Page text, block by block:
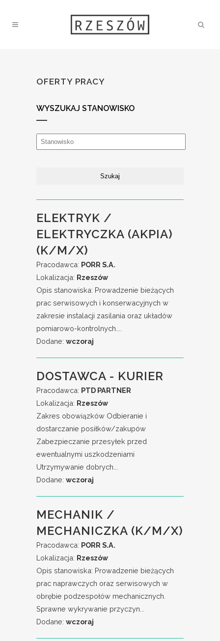
OFERTY PRACY
WYSZUKAJ STANOWISKO
ELEKTRYK /
ELEKTRYCZKA (AKPIA)
(K/M/X)
Pracodawca: PORR S.A.
Lokalizacja: Rzeszów
Opis stanowiska: Prowadzenie bieżących
prac serwisowych i konserwacyjnych w
zakresie instalacji zasilania oraz układów
pomiarowo-kontrolnych....
Dodane: wczoraj
DOSTAWCA - KURIER
Pracodawca: PTD PARTNER
Lokalizacja: Rzeszów
Zakres obowiązków Odbieranie i
dostarczanie posiłków/zakupów
Zabezpieczanie przesyłek przed
ewentualnymi uszkodzeniami
Utrzymywanie dobrych...
Dodane: wczoraj
MECHANIK /
MECHANICZKA (K/M/X)
Pracodawca: PORR S.A.
Lokalizacja: Rzeszów
Opis stanowiska: Prowadzenie bieżących
prac naprawczych oraz serwisowych w
obrębie podzespołów mechanicznych.
Sprawne wykrywanie przyczyn...
Dodane: wczoraj